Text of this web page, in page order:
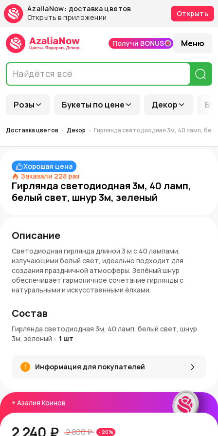
AzaliaNow: доставка цветов
Открыть в приложении
Открыть
Розы Букеты по цене Декор
Получи BONUS Меню
Доставка цветов Декор Гирлянда светодиодная 3м, 40 ламп,
Хорошая цена
Заказали 228 раз
Гирлянда светодиодная 3м, 40 ламп,
белый свет, шнур 3м, зеленый
+ Азалия Коинов
2 240 ₽ 2 800 ₽ - 20%
Описание
Светодиодная гирлянда длиной 3 м с 40 лампами,
излучающими белый свет, идеально подходит для
создания праздничной атмосферы. Зелёный шнур
обеспечивает гармоничное сочетание гирлянды с
натуральными и искусственными ёлками.
Цвет свечения: Белый
Длина гирлянды
Цвет шнура
Функции: 8 режимов свечения с функцией памяти
внутри и на улице)
Преимущества
минимальное количество электроэнергии.
Состав
Гирлянда светодиодная 3м, 40 ламп, белый свет, шнур
3м, зеленый - 1 шт
Информация для покупателей